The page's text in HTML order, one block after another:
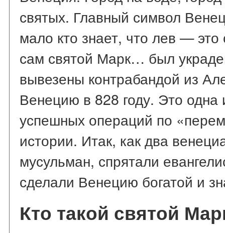
святых. Главный символ
мало кто знает, что лев —
сам святой Марк… был
вывезены контрабандой из
Венецию в 828 году. Это одна
успешных операций по
истории. Итак, как два
мусульман, спрятали
сделали Венецию богатой и
Кто такой святой